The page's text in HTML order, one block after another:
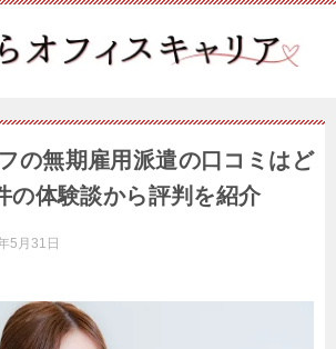
の無期雇用派遣の口コミはど
の体験談から評判を紹介
5月31日